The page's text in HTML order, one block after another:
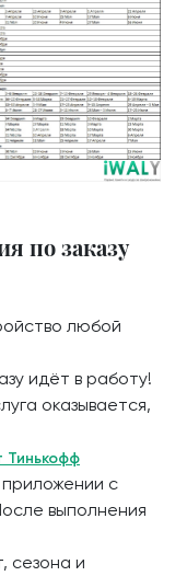
по заказу
любой
идёт в работу!
оказывается,
Тинькофф
с
выполнения
сезона и